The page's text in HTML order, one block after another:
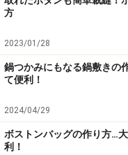
方
2023/01/28
鍋つかみにもなる鍋敷きの
て便利！
2024/04/29
ボストンバッグの作り方…
利！